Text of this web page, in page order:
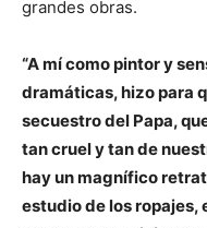
grandes obras.
“A mí como pintor y
dramáticas, hizo para
secuestro del Papa,
tan cruel y tan de
hay un magnífico
estudio de los ropajes,